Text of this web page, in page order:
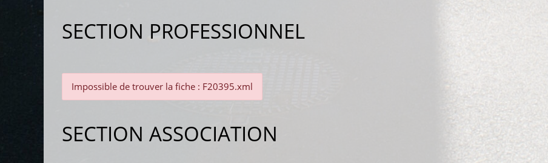
SECTION PROFESSIONNEL
Impossible de trouver la fiche : F20395.xml
SECTION ASSOCIATION